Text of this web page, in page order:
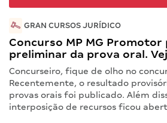
GRAN CURSOS JURÍDICO
Concurso MP MG Promotor
preliminar da prova oral.
Concurseiro, fique de olho no
Recentemente, o resultado
provas orais foi publicado. Além
interposição de recursos ficou